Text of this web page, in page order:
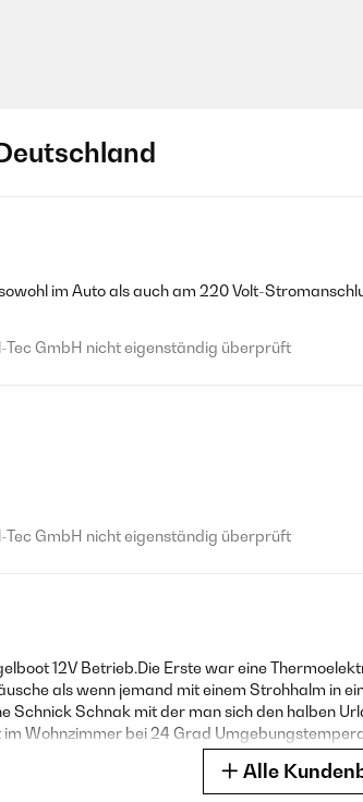
im Auto als auch am 220 Volt-
GmbH nicht eigenständig überprüft
GmbH nicht eigenständig überprüft
12V Betrieb.Die Erste war eine
als wenn jemand mit einem Strohhalm in
Schnick Schnak mit der man sich den halben
Wohnzimmer bei 24 Grad
Tec GmbH nicht eigenständig überprüft
Alle